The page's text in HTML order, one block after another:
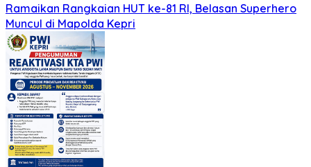
Ramaikan Rangkaian HUT ke-81 RI, Belasan Superhero
Muncul di Mapolda Kepri